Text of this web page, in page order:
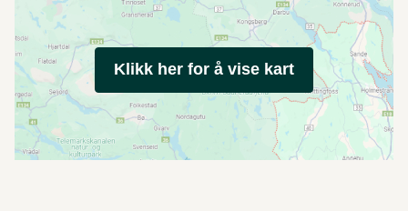
Klikk her for å vise kart